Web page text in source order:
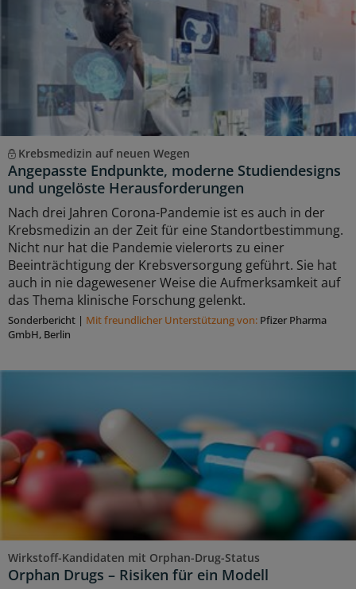
Krebsmedizin auf neuen Wegen
Angepasste Endpunkte, moderne Studiendesigns
und ungelöste Herausforderungen
Nach drei Jahren Corona-Pandemie ist es auch in der
Krebsmedizin an der Zeit für eine Standortbestimmung.
Nicht nur hat die Pandemie vielerorts zu einer
Beeinträchtigung der Krebsversorgung geführt. Sie hat
auch in nie dagewesener Weise die Aufmerksamkeit auf
das Thema klinische Forschung gelenkt.
Sonderbericht | Mit freundlicher Unterstützung von: Pfizer Pharma
GmbH, Berlin
Wirkstoff-Kandidaten mit Orphan-Drug-Status
Orphan Drugs – Risiken für ein Modell